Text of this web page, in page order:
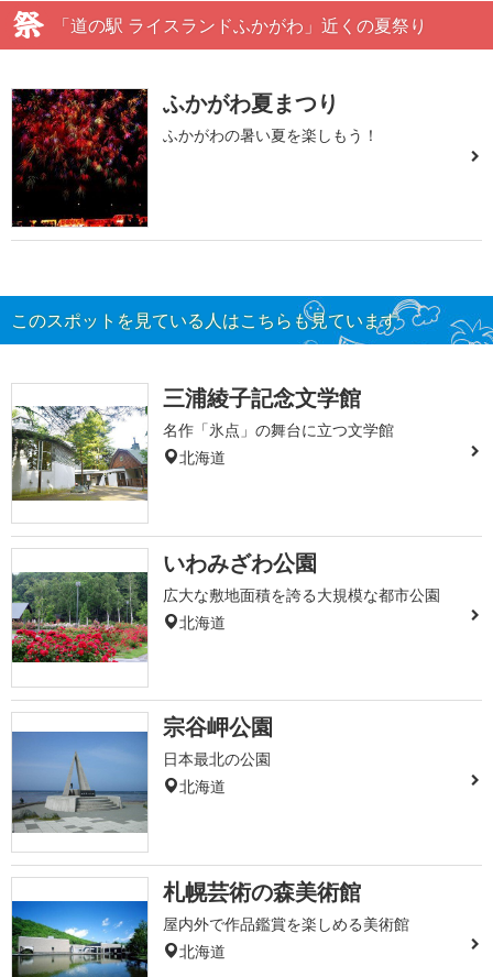
「道の駅 ライスランドふかがわ」近くの夏祭り
ふかがわ夏まつり
ふかがわの暑い夏を楽しもう！
このスポットを見ている人はこちらも見ています
三浦綾子記念文学館
名作「氷点」の舞台に立つ文学館
北海道
いわみざわ公園
広大な敷地面積を誇る大規模な都市公園
北海道
宗谷岬公園
日本最北の公園
北海道
札幌芸術の森美術館
屋内外で作品鑑賞を楽しめる美術館
北海道